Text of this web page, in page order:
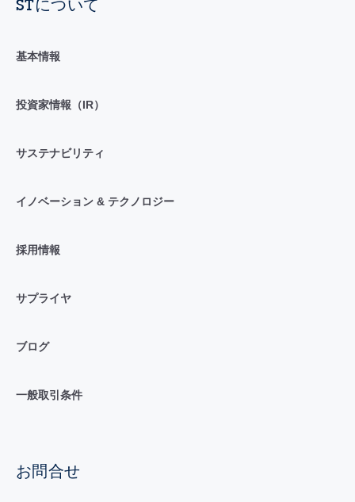
STについて
基本情報
投資家情報（IR）
サステナビリティ
イノベーション & テクノロジー
採用情報
サプライヤ
ブログ
一般取引条件
お問合せ